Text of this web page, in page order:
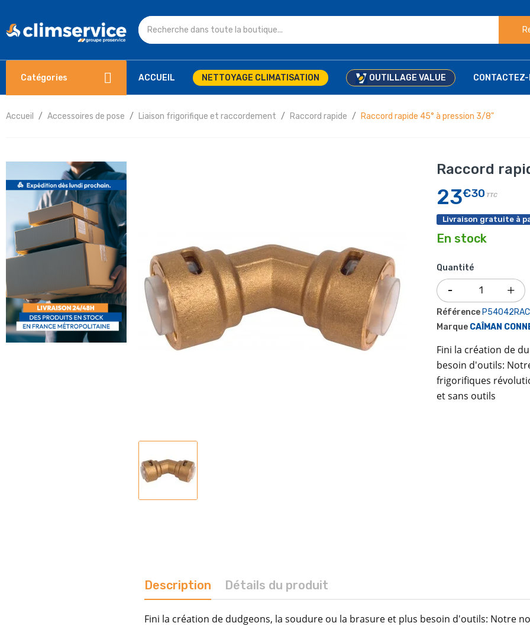
Catégories ACCUEIL NETTOYAGE CLIMATISATION OUTILLAGE VALUE CONTACTEZ-
Accueil Accessoires de pose Liaison frigorifique et raccordement Raccord rapide Raccord rapide 45° à pression 3/8"
Raccord
23€30 TTC
Livraison gratuite à
En stock
Quantité
Référence P54042RAC
Marque CAÎMAN
Fini la création de
besoin d'outils:
frigorifiques
et sans outils
Description Détails du produit
Fini la création de dudgeons, la soudure ou la brasure et plus besoin d'outils: Notre